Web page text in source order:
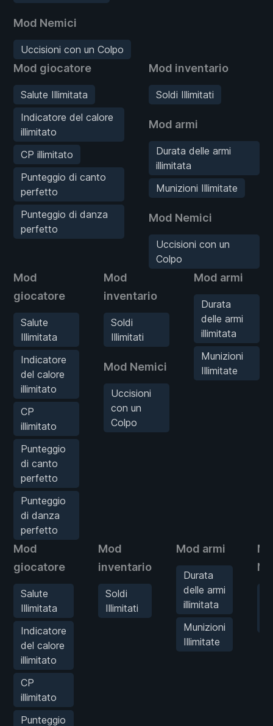
Mod Nemici
Uccisioni con un Colpo
Mod giocatore
Salute Illimitata
Indicatore del calore
illimitato
CP illimitato
Punteggio di canto
perfetto
Punteggio di danza
perfetto
Mod inventario
Soldi Illimitati
Mod armi
Durata delle armi
illimitata
Munizioni Illimitate
Mod Nemici
Uccisioni con un
Colpo
Mod
giocatore
Salute
Illimitata
Indicatore
del calore
illimitato
CP
illimitato
Punteggio
di canto
perfetto
Punteggio
di danza
perfetto
Mod
inventario
Soldi
Illimitati
Mod Nemici
Uccisioni
con un
Colpo
Mod armi
Durata
delle armi
illimitata
Munizioni
Illimitate
Mod
giocatore
Salute
Illimitata
Indicatore
del calore
illimitato
CP
illimitato
Punteggio
Mod
inventario
Soldi
Illimitati
Mod armi
Durata
delle armi
illimitata
Munizioni
Illimitate